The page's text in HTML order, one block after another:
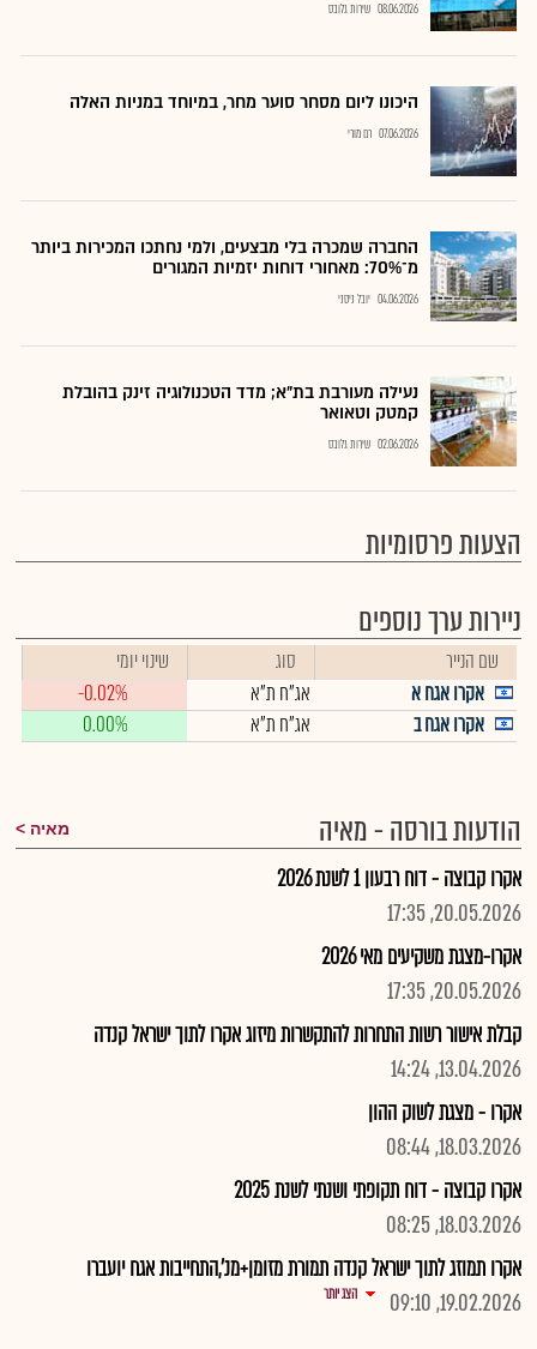
08.06.2026 שירות גלובס
היכונו ליום מסחר סוער מחר, במיוחד במניות האלה
07.06.2026 רם מורי
החברה שמכרה בלי מבצעים, ולמי נחתכו המכירות ביותר
מ־70%: מאחורי דוחות יזמיות המגורים
04.06.2026 יובל ניסני
נעילה מעורבת בת"א; מדד הטכנולוגיה זינק בהובלת
קמטק וטאואר
02.06.2026 שירות גלובס
הצעות פרסומיות
ניירות ערך נוספים
שם הנייר סוג
שינוי יומי
אקרו אגח א
אג"ח ת"א
-0.02%
אקרו אגח ב
אג"ח ת"א 0.00%
הודעות בורסה - מאיה מאיה
אקרו קבוצה - דוח רבעון 1 לשנת 2026
20.05.2026, 17:35
אקרו-מצגת משקיעים מאי 2026
20.05.2026, 17:35
קבלת אישור רשות התחרות להתקשרות מיזוג אקרו לתוך ישראל קנדה
13.04.2026, 14:24
אקרו - מצגת לשוק ההון
18.03.2026, 08:44
אקרו קבוצה - דוח תקופתי ושנתי לשנת 2025
18.03.2026, 08:25
אקרו תמוזג לתוך ישראל קנדה תמורת מזומן+מנ',התחייבות אגח יועברו
19.02.2026, 09:10
הצג יותר